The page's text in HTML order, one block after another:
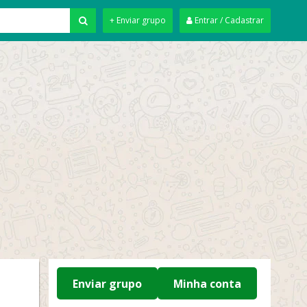
Entrar / Cadastrar
+ Enviar grupo
Enviar grupo Minha conta